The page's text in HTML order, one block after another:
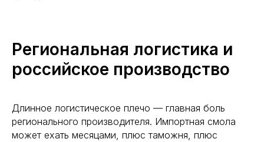
Региональная логистика и
российское производство
Длинное логистическое плечо — главная боль
регионального производителя. Импортная смола
может ехать месяцами, плюс таможня, плюс